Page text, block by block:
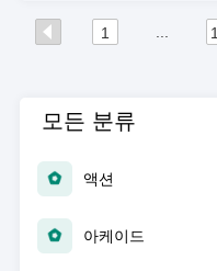
1
모든 분류
액션
아케이드